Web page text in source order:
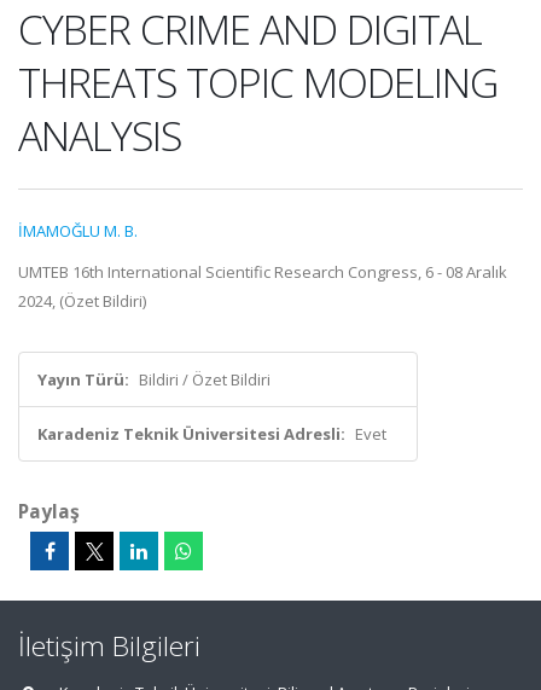
CYBER CRIME AND DIGITAL
THREATS TOPIC MODELING
ANALYSIS
İMAMOĞLU M. B.
UMTEB 16th International Scientific Research Congress, 6 - 08 Aralık
2024, (Özet Bildiri)
Yayın Türü: Bildiri / Özet Bildiri
Karadeniz Teknik Üniversitesi Adresli: Evet
Paylaş
İletişim Bilgileri